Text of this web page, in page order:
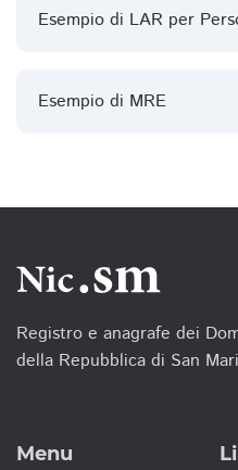
Esempio di LAR per
Esempio di MRE
Registro e anagrafe dei
della Repubblica di San
Menu